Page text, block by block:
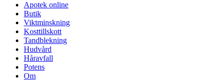
Apotek online
Butik
Viktminskning
Kosttillskott
Tandblekning
Hudvård
Håravfall
Potens
Om